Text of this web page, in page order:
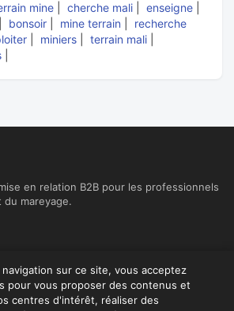
mine cherche mali enseigne
bonsoir mine terrain
recherche
miniers terrain mali
en relation B2B pour les professionnels
mareyage.
sur ce site, vous acceptez
pour vous proposer des contenus et
centres d'intérêt, réaliser des